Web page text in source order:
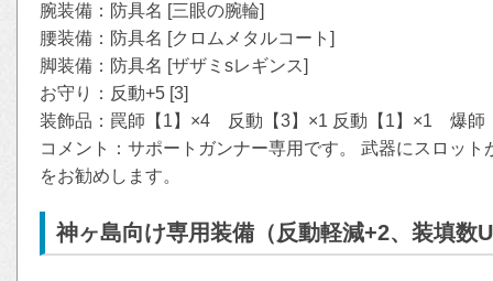
腕装備：防具名 [三眼の腕輪]
腰装備：防具名 [クロムメタルコート]
脚装備：防具名 [ザザミsレギンス]
お守り：反動+5 [3]
装飾品：罠師【1】×4 反動【3】×1 反動【1】×1 爆師
コメント：サポートガンナー専用です。 武器にスロッ
をお勧めします。
神ヶ島向け専用装備（反動軽減+2、装填数